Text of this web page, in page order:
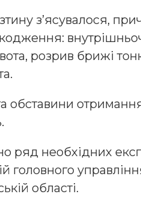
з’ясувалося,
розрив брижі
обставини
ряд необхідних
головного
області.